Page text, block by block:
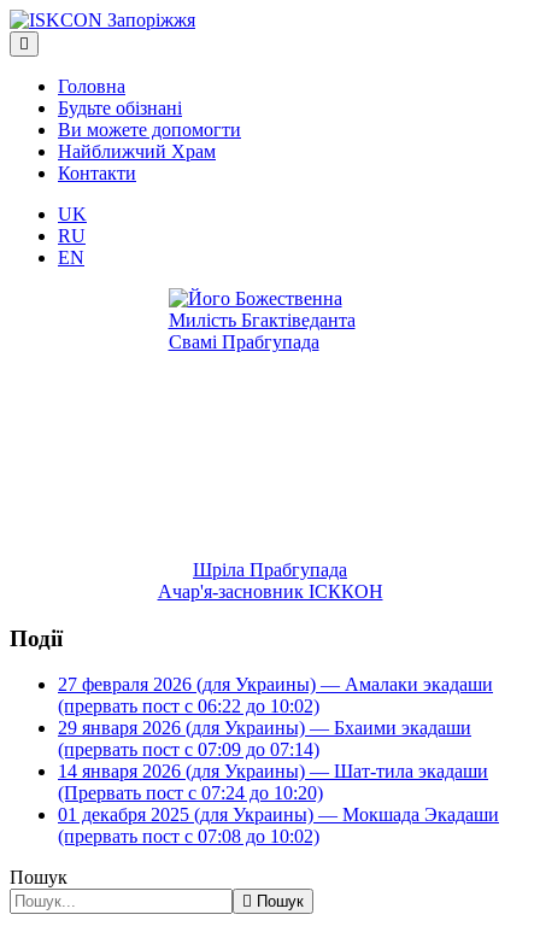
Головна
Будьте обізнані
Ви можете допомогти
Найближчий Храм
Контакти
UK
RU
EN
Шріла Прабгупада
Ачар'я-засновник ІСККОН
Події
27 февраля 2026 (для Украины) — Амалаки экадаши
(прервать пост с 06:22 до 10:02)
29 января 2026 (для Украины) — Бхаими экадаши
(прервать пост с 07:09 до 07:14)
14 января 2026 (для Украины) — Шат-тила экадаши
(Прервать пост с 07:24 до 10:20)
01 декабря 2025 (для Украины) — Мокшада Экадаши
(прервать пост с 07:08 до 10:02)
Пошук
Пошук